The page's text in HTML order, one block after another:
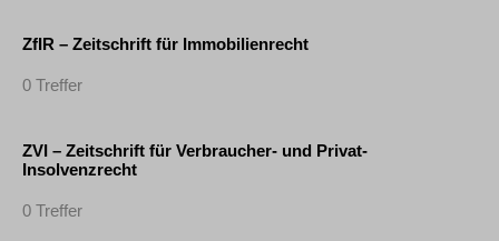
ZfIR – Zeitschrift für Immobilienrecht
0 Treffer
ZVI – Zeitschrift für Verbraucher- und Privat-
Insolvenzrecht
0 Treffer